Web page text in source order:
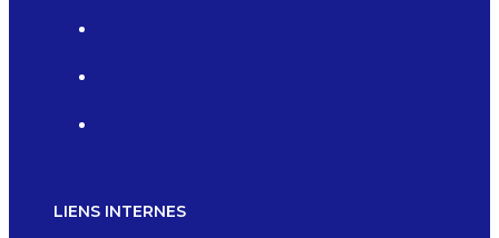
LIENS INTERNES